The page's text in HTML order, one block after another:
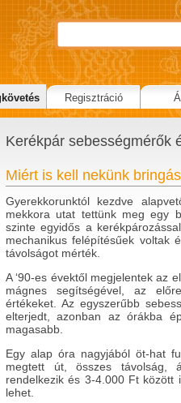
Kerékpár sebességmérők
Miért is kell nekünk
Gyerekkorunktól kezdve
mekkora utat tettünk meg egy
szinte egyidős a
mechanikus felépítésűek voltak
távolságot mérték.
A ‘90-es évektől megjelentek az
mágnes segítségével, az
értékeket. Az egyszerűbb
elterjedt, azonban az órákba
magasabb.
Egy alap óra nagyjából öt-hat
megtett út, összes távolság,
rendelkezik és 3-4.000 Ft között
lehet.
Regisztráció